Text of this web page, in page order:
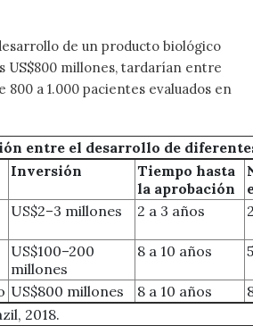
de un producto biológico
US$800 millones, tardarían entre
800 a 1.000 pacientes evaluados en
entre el desarrollo de
Inversión
Tiempo hasta
la aprobación
US$2–3 millones 2 a 3 años
US$100–200
millones
8 a 10 años
US$800 millones 8 a 10 años
2018.